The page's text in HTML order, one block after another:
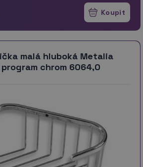
malá hluboká Metalia
chrom 6064,0